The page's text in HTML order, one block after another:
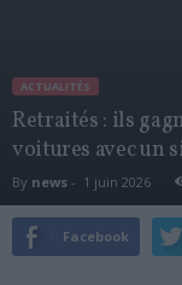
ACTUALITÉS
Retraités : ils
voitures avec un
By news - 1 juin 2026
Facebook